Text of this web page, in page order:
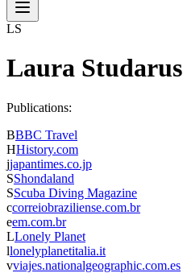
LS
Laura Studarus
Publications:
BBBC Travel
HHistory.com
jjapantimes.co.jp
SShondaland
SScuba Diving Magazine
ccorreiobraziliense.com.br
eem.com.br
LLonely Planet
llonelyplanetitalia.it
vviajes.nationalgeographic.com.es